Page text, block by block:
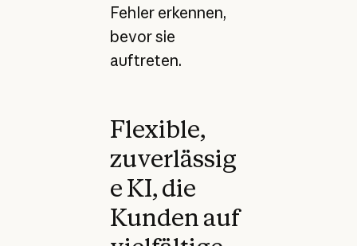
Fehler erkennen,
bevor sie
auftreten.
Flexible,
zuverlässig
e KI, die
Kunden auf